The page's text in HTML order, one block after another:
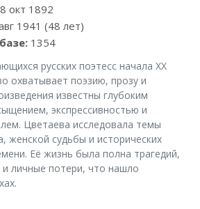
8 окт 1892
1941 (48 лет)
1354
русских поэтесс начала XX
охватывает поэзию, прозу и
известны глубоким
экспрессивностью и
Цветаева исследовала темы
женской судьбы и исторических
Её жизнь была полна трагедий,
личные потери, что нашло